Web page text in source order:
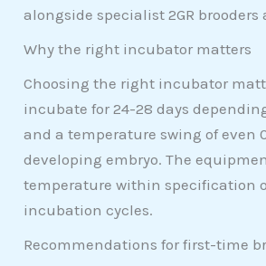
alongside specialist 2GR
Why the right incubator matters
Choosing the right incubator
incubate for 24-28 days
and a temperature swing of even
developing embryo. The
temperature within specification
incubation cycles.
Recommendations for first-time